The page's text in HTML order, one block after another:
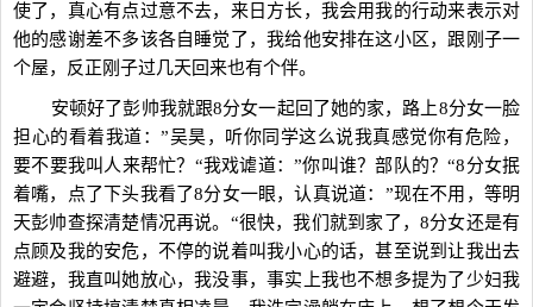
使了，真心有点过意不去，来日方长，我会用我的行动来表示对
他的感谢差不多该各自睡觉了，我给他安排在这小区，跟刚子一
个屋，反正刚子过几天回来也有个伴。
安顿好了彭帅我就跟8分女一起回了她的家，路上8分女一脸
担心的看着我道：”吴昊，听你同学这么说我真感觉你有危险，
要不要我叫人来帮忙？“我戏谑道：”你叫谁？部队的？“8分女抿
着嘴，点了下头我看了8分女一眼，认真说道：”现在不用，等明
天彭帅查探清楚情况再说。“很快，我们就到家了，8分女还是有
点顾及我的安危，不停的说着叫我小心的话，甚至说到让我出去
避避，我直叫她放心，我没事，事实上我也不想多提为了少妇我